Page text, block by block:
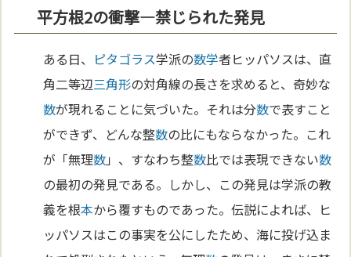
平方根2の衝撃—禁じられた発見
ある日、 ピタゴラス学派の数学者ヒッパソスは、直
角二等辺三角形の対角線の長さを求めると、奇妙な
数が現れることに気づいた。それは分数で表すこと
ができず、どんな整数の比にもならなかった。これ
が「無理数」、すなわち整数比では表現できない数
の最初の発見である。しかし、この発見は学派の教
義を根本から覆すものであった。伝説によれば、ヒ
ッパソスはこの事実を公にしたため、海に投げ込ま